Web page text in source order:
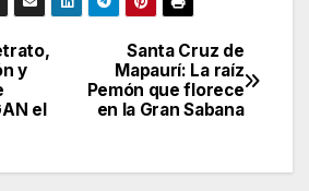
Santa Cruz de
Mapaurí: La raíz
Pemón que florece
en la Gran Sabana
y
el